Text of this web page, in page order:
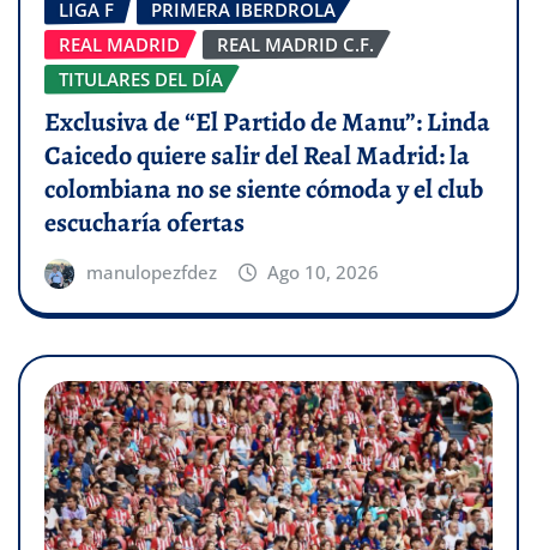
LIGA F
PRIMERA IBERDROLA
REAL MADRID
REAL MADRID C.F.
TITULARES DEL DÍA
Exclusiva de “El Partido de Manu”: Linda
Caicedo quiere salir del Real Madrid: la
colombiana no se siente cómoda y el club
escucharía ofertas
manulopezfdez Ago 10, 2026